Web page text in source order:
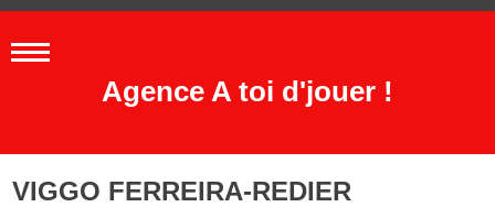
Agence A toi d'jouer !
VIGGO FERREIRA-REDIER